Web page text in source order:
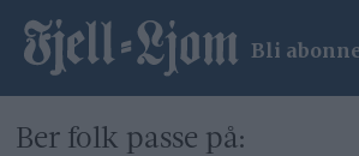
Bli
Ber folk passe på: